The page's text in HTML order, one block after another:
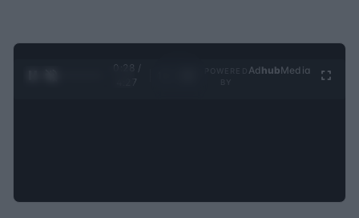
0:29 /
4:27
Ad hubMedia